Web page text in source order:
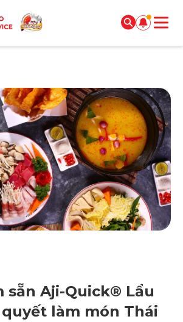
sẵn Aji-Quick® Lẩu
làm món Thái